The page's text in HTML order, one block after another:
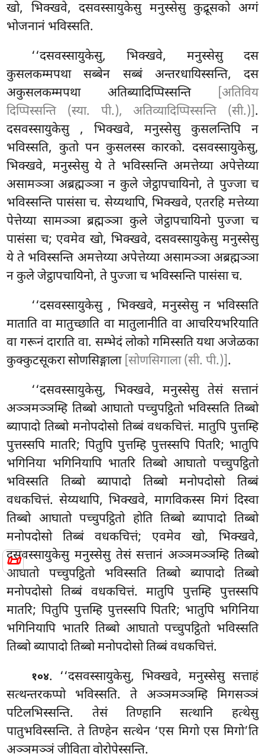
📜
खो, भिक्खवे, दसवस्सायुकेसु मनुस्सेसु कुद्रूसको अग्गं
भोजनानं भविस्सति.
‘‘दसवस्सायुकेसु, भिक्खवे, मनुस्सेसु दस
कुसलकम्मपथा सब्बेन सब्बं अन्तरधायिस्सन्ति, दस
अकुसलकम्मपथा अतिब्यादिप्पिस्सन्ति
[अतिविय
दिप्पिस्सन्ति (स्या. पी.), अतिव्यादिप्पिस्सन्ति (सी.)].
दसवस्सायुकेसु , भिक्खवे, मनुस्सेसु कुसलन्तिपि न
भविस्सति, कुतो पन कुसलस्स कारको. दसवस्सायुकेसु,
भिक्खवे, मनुस्सेसु ये ते भविस्सन्ति अमत्तेय्या अपेत्तेय्या
असामञ्ञा अब्रह्मञ्ञा न कुले जेट्ठापचायिनो, ते पुज्जा च
भविस्सन्ति पासंसा च. सेय्यथापि, भिक्खवे, एतरहि मत्तेय्या
पेत्तेय्या सामञ्ञा ब्रह्मञ्ञा कुले जेट्ठापचायिनो पुज्जा च
पासंसा च; एवमेव खो, भिक्खवे, दसवस्सायुकेसु मनुस्सेसु
ये ते भविस्सन्ति अमत्तेय्या अपेत्तेय्या असामञ्ञा अब्रह्मञ्ञा
न कुले जेट्ठापचायिनो, ते पुज्जा च भविस्सन्ति पासंसा च.
‘‘दसवस्सायुकेसु , भिक्खवे, मनुस्सेसु न भविस्सति
मातातिवा मातुच्छाति वा मातुलानीति वा आचरियभरियाति
वा गरूनं दाराति वा. सम्भेदं लोको गमिस्सति यथा अजेळका
कुक्कुटसूकरा सोणसिङ्गाला [सोणसिगाला (सी. पी.)].
‘‘दसवस्सायुकेसु, भिक्खवे, मनुस्सेसु तेसं सत्तानं
अञ्ञमञ्ञम्हि तिब्बो आघातो पच्चुपट्ठितो भविस्सति तिब्बो
ब्यापादो तिब्बो मनोपदोसो तिब्बं वधकचित्तं. मातुपि पुत्तम्हि
पुत्तस्सपि मातरि; पितुपि पुत्तम्हि पुत्तस्सपि पितरि; भातुपि
भगिनिया भगिनियापि भातरि तिब्बो आघातो पच्चुपट्ठितो
भविस्सति तिब्बो ब्यापादो तिब्बो मनोपदोसो तिब्बं
वधकचित्तं. सेय्यथापि, भिक्खवे, मागविकस्स मिगं दिस्वा
तिब्बो आघातो पच्चुपट्ठितो होति तिब्बो ब्यापादो तिब्बो
मनोपदोसो तिब्बं वधकचित्तं; एवमेव खो, भिक्खवे,
दसवस्सायुकेसु मनुस्सेसु तेसं सत्तानं अञ्ञमञ्ञम्हि तिब्बो
आघातो पच्चुपट्ठितो भविस्सति तिब्बो ब्यापादो तिब्बो
मनोपदोसो तिब्बं वधकचित्तं. मातुपि पुत्तम्हि पुत्तस्सपि
मातरि; पितुपि पुत्तम्हि पुत्तस्सपि पितरि; भातुपि भगिनिया
भगिनियापि भातरि तिब्बो आघातोपच्चुपट्ठितो भविस्सति
तिब्बो ब्यापादो तिब्बो मनोपदोसो तिब्बं वधकचित्तं.
१०४. ‘‘दसवस्सायुकेसु, भिक्खवे, मनुस्सेसु सत्ताहं
सत्थन्तरकप्पो भविस्सति. ते अञ्ञमञ्ञम्हि मिगसञ्ञं
पटिलभिस्सन्ति. तेसं तिण्हानिसत्थानि हत्थेसु
पातुभविस्सन्ति. ते तिण्हेन सत्थेन ‘एस मिगो एस मिगो’ति
अञ्ञमञ्ञं जीविता वोरोपेस्सन्ति.